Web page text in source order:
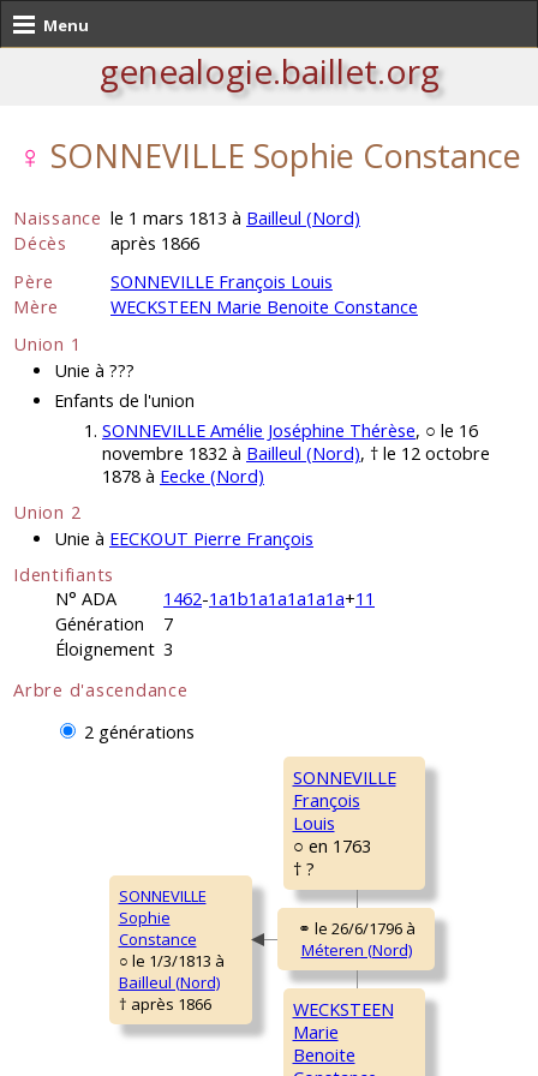
Menu
genealogie.baillet.org
♀ SONNEVILLE Sophie Constance
Naissance le 1 mars 1813 à Bailleul (Nord)
Décès
après 1866
Père
SONNEVILLE François Louis
Mère
WECKSTEEN Marie Benoite Constance
Union 1
Unie à ???
Enfants de l'union
SONNEVILLE Amélie Joséphine Thérèse, ○ le 16
novembre 1832 à Bailleul (Nord), † le 12 octobre
1878 à Eecke (Nord)
Union 2
Unie à EECKOUT Pierre François
Identifiants
N° ADA
1462-1a1b1a1a1a1a1a+11
Génération
7
Éloignement 3
Arbre d'ascendance
2 générations
SONNEVILLE
Sophie
Constance
○ le 1/3/1813 à
Bailleul (Nord)
† après 1866
SONNEVILLE
François
Louis
○ en 1763
† ?
WECKSTEEN
Marie
Benoite